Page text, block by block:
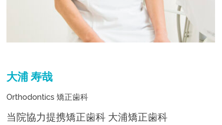
大浦 寿哉
Orthodontics 矯正歯科
当院協力提携矯正歯科 大浦矯正歯科